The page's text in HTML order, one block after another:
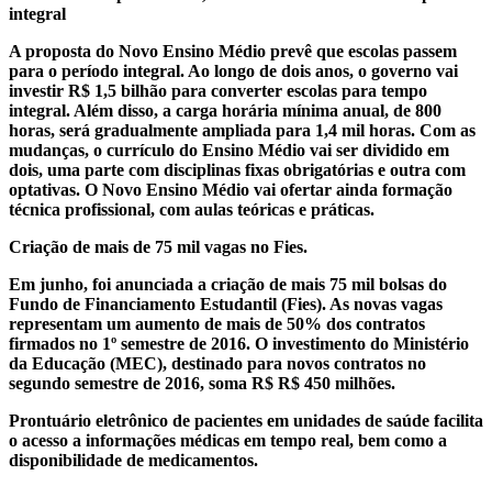
integral
A proposta do Novo Ensino Médio prevê que escolas passem
para o período integral. Ao longo de dois anos, o governo vai
investir R$ 1,5 bilhão para converter escolas para tempo
integral. Além disso, a carga horária mínima anual, de 800
horas, será gradualmente ampliada para 1,4 mil horas. Com as
mudanças, o currículo do Ensino Médio vai ser dividido em
dois, uma parte com disciplinas fixas obrigatórias e outra com
optativas. O Novo Ensino Médio vai ofertar ainda formação
técnica profissional, com aulas teóricas e práticas.
Criação de mais de 75 mil vagas no Fies.
Em junho, foi anunciada a criação de mais 75 mil bolsas do
Fundo de Financiamento Estudantil (Fies). As novas vagas
representam um aumento de mais de 50% dos contratos
firmados no 1º semestre de 2016. O investimento do Ministério
da Educação (MEC), destinado para novos contratos no
segundo semestre de 2016, soma R$ R$ 450 milhões.
Prontuário eletrônico de pacientes em unidades de saúde facilita
o acesso a informações médicas em tempo real, bem como a
disponibilidade de medicamentos.